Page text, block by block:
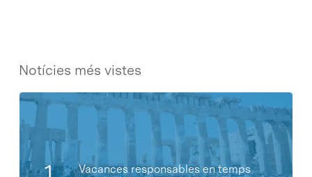
Notícies més vistes
Vacances responsables en temps